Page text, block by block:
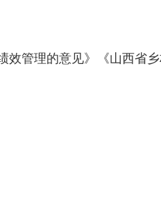
效管理的意见》《山西省